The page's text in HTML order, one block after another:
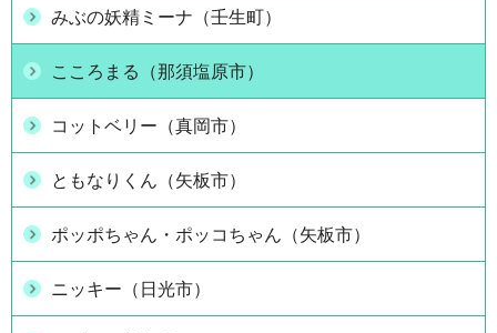
みぶの妖精ミーナ（壬生町）
こころまる（那須塩原市）
コットベリー（真岡市）
ともなりくん（矢板市）
ポッポちゃん・ポッコちゃん（矢板市）
ニッキー（日光市）